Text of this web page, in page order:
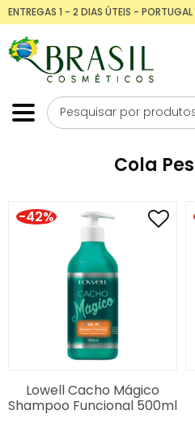
ENTREGAS 1 - 2 DIAS ÚTEIS -
Cola
-42%
Lowell Cacho Mágico
Shampoo Funcional 500ml